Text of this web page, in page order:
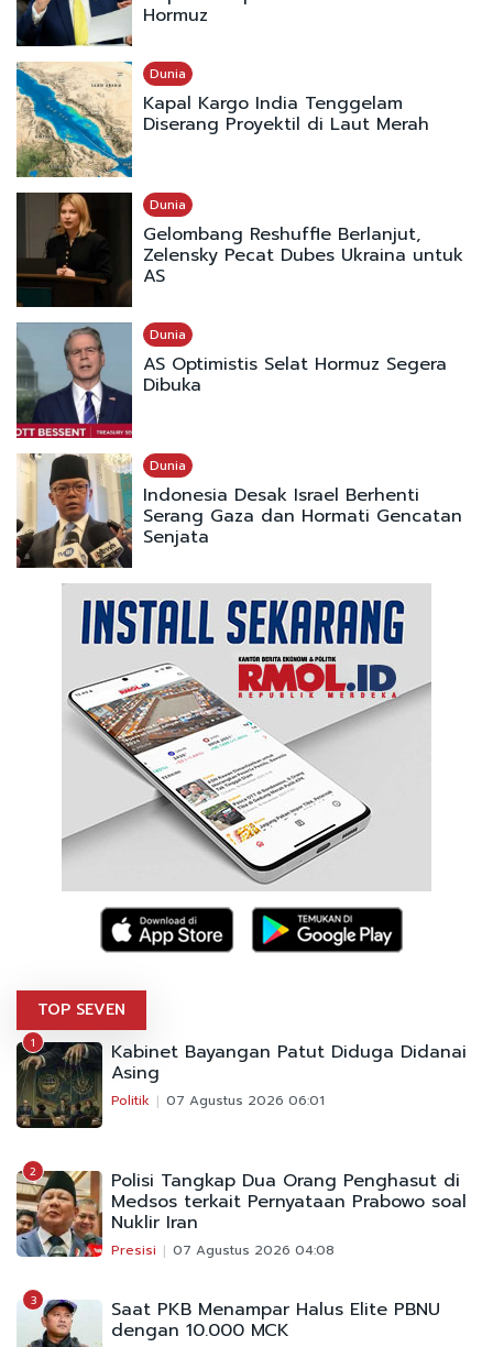
Hormuz
Dunia
Kapal Kargo India Tenggelam
Diserang Proyektil di Laut Merah
Dunia
Gelombang Reshuffle Berlanjut,
Zelensky Pecat Dubes Ukraina untuk
AS
Dunia
AS Optimistis Selat Hormuz Segera
Dibuka
Dunia
Indonesia Desak Israel Berhenti
Serang Gaza dan Hormati Gencatan
Senjata
TOP SEVEN
1 Kabinet Bayangan Patut Diduga Didanai
Asing
Politik 07 Agustus 2026 06:01
2 Polisi Tangkap Dua Orang Penghasut di
Medsos terkait Pernyataan Prabowo soal
Nuklir Iran
Presisi 07 Agustus 2026 04:08
3 Saat PKB Menampar Halus Elite PBNU
dengan 10.000 MCK